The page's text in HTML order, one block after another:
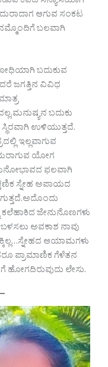
ಆಗುವ ಸಂಕಟ
ಬಲವಾಗಿ
ಬದುಕುವ‌
ಜಗತ್ತಿನ ವಿವಿಧ
ಬದುಕು
ಉಳಿಯುತ್ತದೆ.
ಇಲ್ಲವಾಗುವ
ಯೋಗ
ಮನೋಭಾವದ ಫಲವಾಗಿ
ಸ್ನೇಹ ಅಪಾಯದ
ಜೇನುನೊಣಗಳು
ಅವಕಾಶ ನಾವು
ಆಯಾಮಗಳು
ಪ್ರಾಮಾಣಿಕ ಗೆಳೆತನ
ಹೋಗದಿರುವುದು ಲೇಸು.